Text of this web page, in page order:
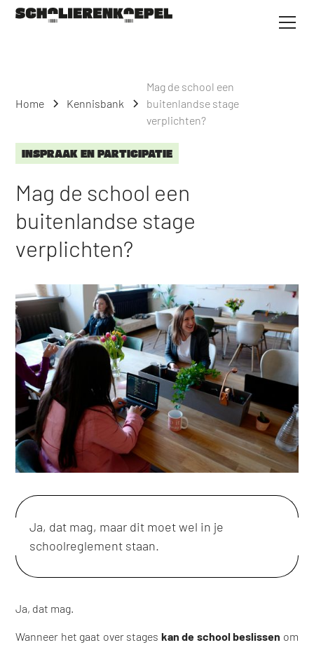
Home Kennisbank
Mag de school een
buitenlandse stage
verplichten?
INSPRAAK EN PARTICIPATIE
Mag de school een
buitenlandse stage
verplichten?
Ja, dat mag, maar dit moet wel in je
schoolreglement staan.
Ja, dat mag.
Wanneer het gaat over stages kan de school beslissen om